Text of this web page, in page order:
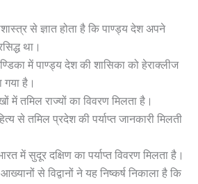
से ज्ञात होता है कि पाण्ड्य देश अपने
था।
में पाण्ड्य देश की शासिका को हेराक्लीज
गया है।
तमिल राज्यों का विवरण मिलता है।
से तमिल प्रदेश की पर्याप्त जानकारी मिलती
में सुदूर दक्षिण का पर्याप्त विवरण मिलता है।
से विद्वानों ने यह निष्कर्ष निकाला है कि